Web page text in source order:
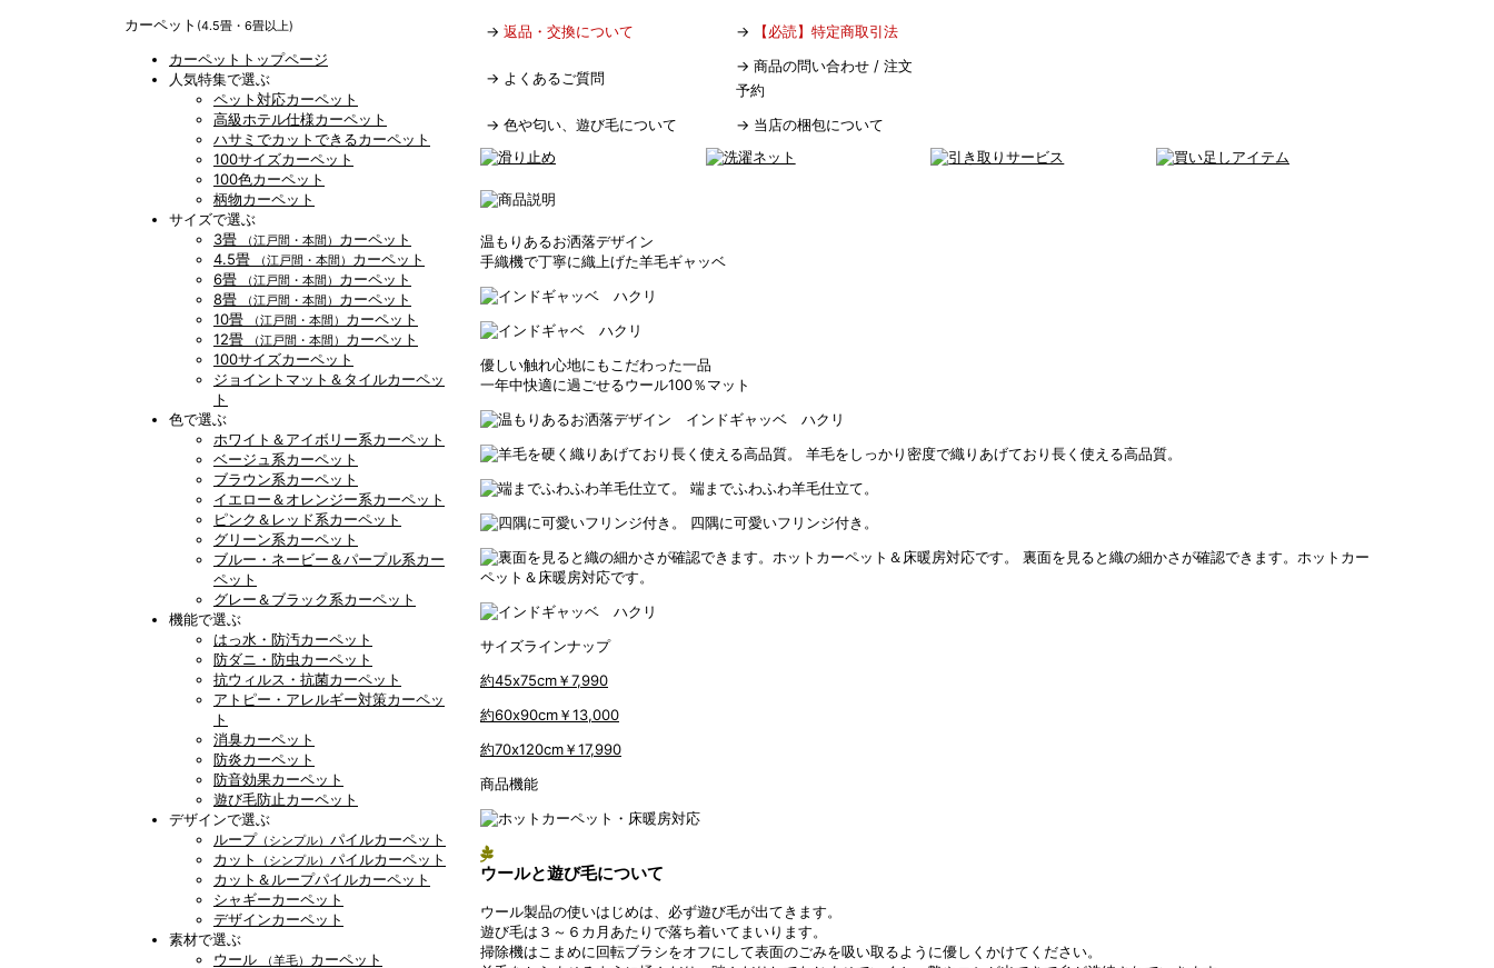
カーペット (4.5畳・6畳以上)
カーペットトップページ
人気特集で選ぶ
ペット対応カーペット
高級ホテル仕様カーペット
ハサミでカットできるカーペット
100サイズカーペット
100色カーペット
柄物カーペット
サイズで選ぶ
3畳
（江戸間・本間） カーペット
4.5畳
（江戸間・本間） カーペット
6畳
（江戸間・本間） カーペット
8畳
（江戸間・本間） カーペット
10畳
（江戸間・本間） カーペット
12畳
（江戸間・本間） カーペット
100サイズカーペット
ジョイントマット＆タイルカーペッ
ト
色で選ぶ
ホワイト＆アイボリー系カーペット
ベージュ系カーペット
ブラウン系カーペット
イエロー＆オレンジー系カーペット
ピンク＆レッド系カーペット
グリーン系カーペット
ブルー・ネービー＆パープル系カー
ペット
グレー＆ブラック系カーペット
機能で選ぶ
はっ水・防汚カーペット
防ダニ・防虫カーペット
抗ウィルス・抗菌カーペット
アトピー・アレルギー対策カーペッ
ト
消臭カーペット
防炎カーペット
防音効果カーペット
遊び毛防止カーペット
デザインで選ぶ
ループ （シンプル） パイルカーペット
カット
（シンプル） パイルカーペット
カット＆ループパイルカーペット
シャギーカーペット
デザインカーペット
素材で選ぶ
ウール
（羊毛） カーペット
→ 返品・交換について → 【必読】特定商取引法
→ よくあるご質問
→ 商品の問い合わせ / 注文
予約
→ 色や匂い、遊び毛について → 当店の梱包について
温もりあるお洒落デザイン
手織機で丁寧に織上げた羊毛ギャッベ
優しい触れ心地にもこだわった一品
一年中快適に過ごせるウール100％マット
羊毛をしっかり密度で織りあげており長く使える高品質。
端までふわふわ羊毛仕立て。
四隅に可愛いフリンジ付き。
裏面を見ると織の細かさが確認できます。ホットカー
ペット＆床暖房対応です。
サイズラインナップ
約45x75cm￥7,990
約60x90cm￥13,000
約70x120cm￥17,990
商品機能
ウールと遊び毛について
ウール製品の使いはじめは、必ず遊び毛が出てきます。
遊び毛は３～６カ月あたりで落ち着いてまいります。
掃除機はこまめに回転ブラシをオフにして表面のごみを吸い取るように優しくかけてください。